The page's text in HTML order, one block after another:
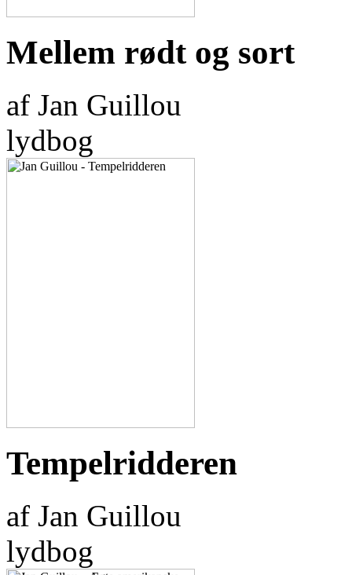
Mellem rødt og sort
af Jan Guillou
lydbog
Tempelridderen
af Jan Guillou
lydbog